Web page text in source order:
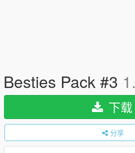
Besties Pack #3
下载
分享